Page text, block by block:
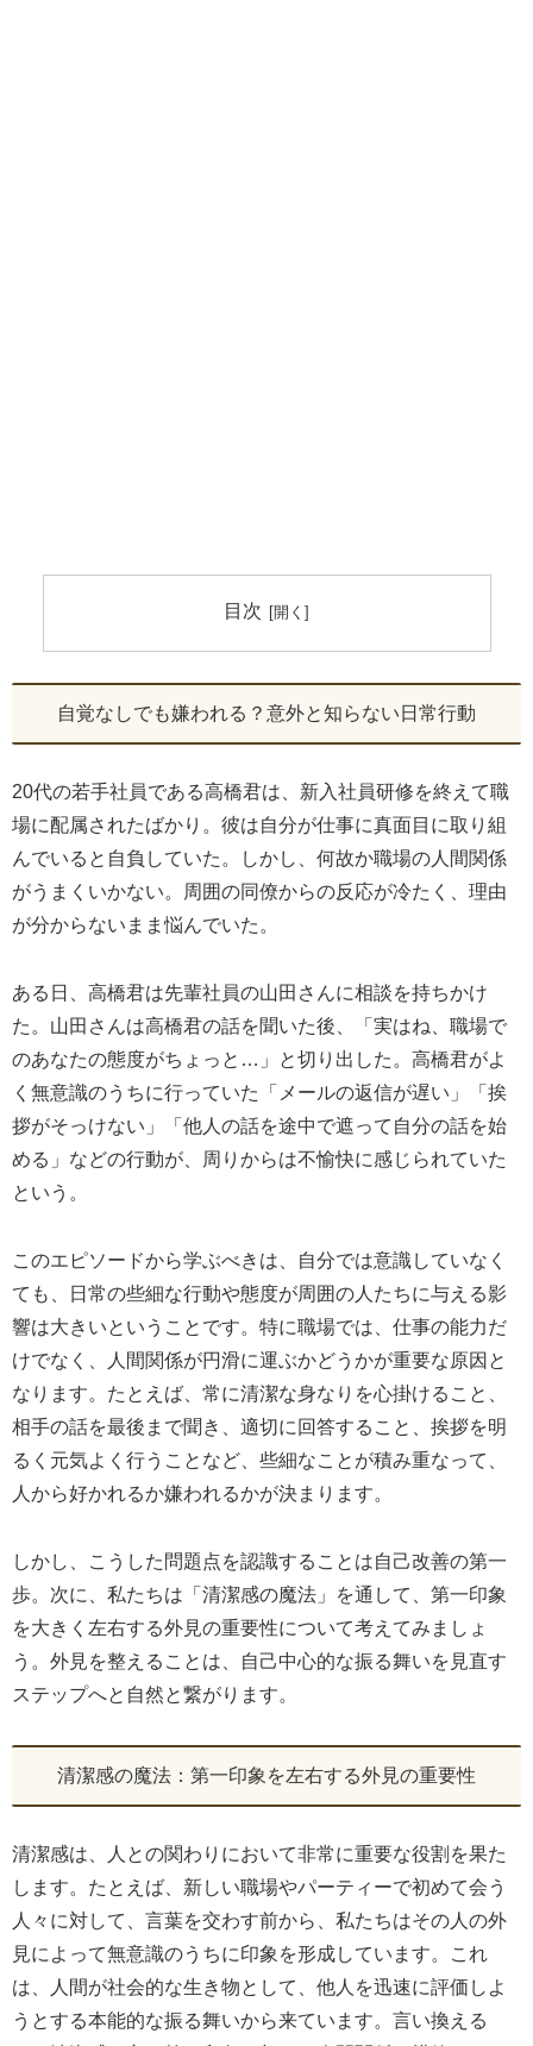
目次
自覚なしでも嫌われる？意外と知らない日常行動
20代の若手社員である高橋君は、新入社員研修を終えて職
場に配属されたばかり。彼は自分が仕事に真面目に取り組
んでいると自負していた。しかし、何故か職場の人間関係
がうまくいかない。周囲の同僚からの反応が冷たく、理由
が分からないまま悩んでいた。
ある日、高橋君は先輩社員の山田さんに相談を持ちかけ
た。山田さんは高橋君の話を聞いた後、「実はね、職場で
のあなたの態度がちょっと…」と切り出した。高橋君がよ
く無意識のうちに行っていた「メールの返信が遅い」「挨
拶がそっけない」「他人の話を途中で遮って自分の話を始
める」などの行動が、周りからは不愉快に感じられていた
という。
このエピソードから学ぶべきは、自分では意識していなく
ても、日常の些細な行動や態度が周囲の人たちに与える影
響は大きいということです。特に職場では、仕事の能力だ
けでなく、人間関係が円滑に運ぶかどうかが重要な原因と
なります。たとえば、常に清潔な身なりを心掛けること、
相手の話を最後まで聞き、適切に回答すること、挨拶を明
るく元気よく行うことなど、些細なことが積み重なって、
人から好かれるか嫌われるかが決まります。
しかし、こうした問題点を認識することは自己改善の第一
歩。次に、私たちは「清潔感の魔法」を通して、第一印象
を大きく左右する外見の重要性について考えてみましょ
う。外見を整えることは、自己中心的な振る舞いを見直す
ステップへと自然と繋がります。
清潔感の魔法：第一印象を左右する外見の重要性
清潔感は、人との関わりにおいて非常に重要な役割を果た
します。たとえば、新しい職場やパーティーで初めて会う
人々に対して、言葉を交わす前から、私たちはその人の外
見によって無意識のうちに印象を形成しています。これ
は、人間が社会的な生き物として、他人を迅速に評価しよ
うとする本能的な振る舞いから来ています。言い換える